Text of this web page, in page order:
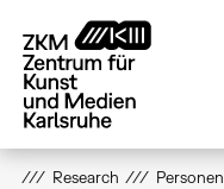
zum
Inhalt
Research Personen